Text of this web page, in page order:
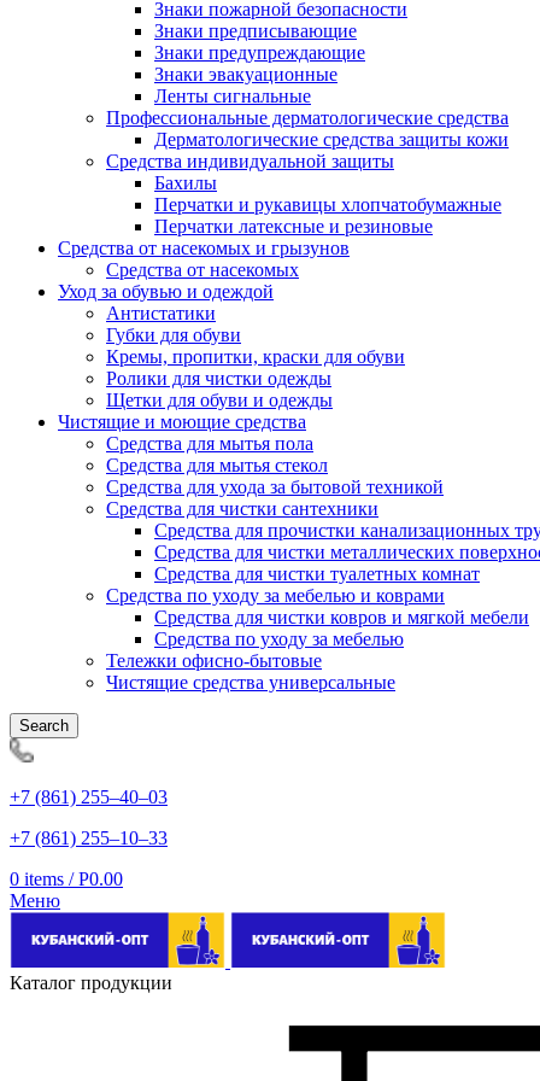
Знаки пожарной безопасности
Знаки предписывающие
Знаки предупреждающие
Знаки эвакуационные
Ленты сигнальные
Профессиональные дерматологические средства
Дерматологические средства защиты кожи
Средства индивидуальной защиты
Бахилы
Перчатки и рукавицы хлопчатобумажные
Перчатки латексные и резиновые
Средства от насекомых и грызунов
Средства от насекомых
Уход за обувью и одеждой
Антистатики
Губки для обуви
Кремы, пропитки, краски для обуви
Ролики для чистки одежды
Щетки для обуви и одежды
Чистящие и моющие средства
Средства для мытья пола
Средства для мытья стекол
Средства для ухода за бытовой техникой
Средства для чистки сантехники
Средства для прочистки канализационных
Средства для чистки металлических
Средства для чистки туалетных комнат
Средства по уходу за мебелью и коврами
Средства для чистки ковров и мягкой мебели
Средства по уходу за мебелью
Тележки офисно-бытовые
Чистящие средства универсальные
Search
+7 (861) 255‒40‒03
+7 (861) 255‒10‒33
0 items / Р0.00
Меню
Каталог продукции